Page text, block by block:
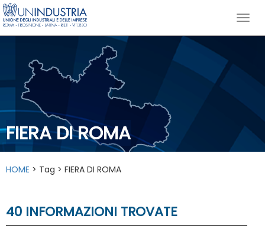
FIERA DI ROMA
HOME > Tag > FIERA DI ROMA
40 INFORMAZIONI TROVATE